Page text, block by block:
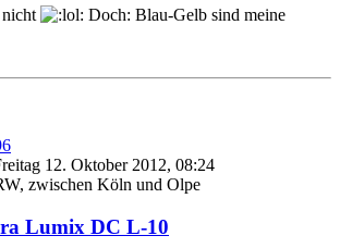
nicht
Doch: Blau-Gelb sind meine
12. Oktober 2012, 08:24
zwischen Köln und Olpe
Lumix DC L-10